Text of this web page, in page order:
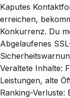
Kaputes
erreichen,
Konkurrenz. Du
Abgelaufenes
Veraltete Inhalte:
Leistungen, alte
Ranking-Verluste: